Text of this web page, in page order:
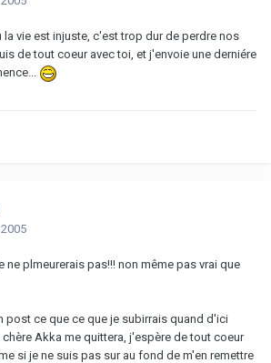
vie est injuste, c'est trop dur de perdre nos
de tout coeur avec toi, et j'envoie une derniére
2005
ne plmeurerais pas!!! non même pas vrai que
post ce que ce que je subirrais quand d'ici
Akka me quittera, j'espère de tout coeur
si je ne suis pas sur au fond de m'en remettre